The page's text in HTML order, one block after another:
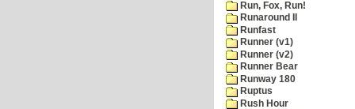
Run, Fox, Run!
Runaround II
Runfast
Runner (v1)
Runner (v2)
Runner Bear
Runway 180
Ruptus
Rush Hour